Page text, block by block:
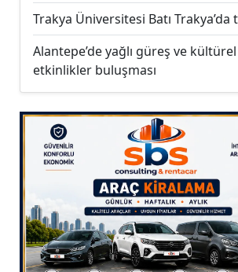
Trakya Üniversitesi Batı Trakya’da
Alantepe’de yağlı güreş ve kültürel
etkinlikler buluşması